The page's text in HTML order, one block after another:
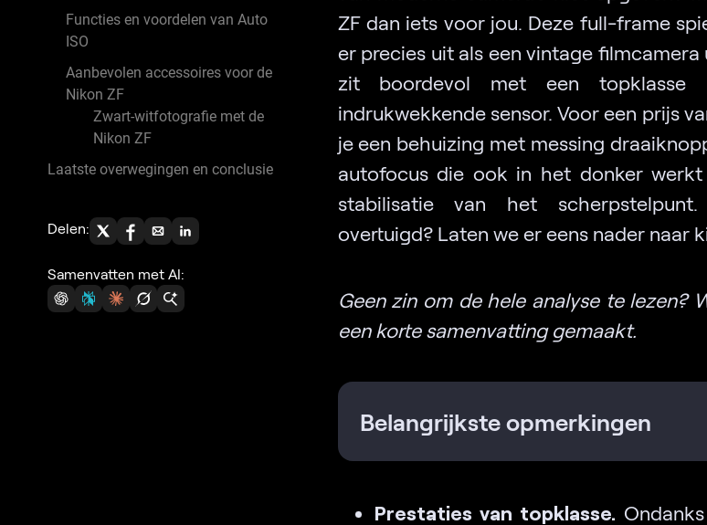
Functies en voordelen van Auto
ISO
Aanbevolen accessoires voor de
Nikon ZF
Zwart-witfotografie met de
Nikon ZF
Laatste overwegingen en conclusie
Delen:
Samenvatten met AI:
ZF dan iets voor jou. Deze full-frame
er precies uit als een vintage
zit boordevol met een topklasse
indrukwekkende sensor. Voor een prijs
je een behuizing met messing
autofocus die ook in het donker werkt
stabilisatie van het
overtuigd? Laten we er eens nader naar
Geen zin om de hele analyse te lezen?
een korte samenvatting gemaakt.
Belangrijkste opmerkingen
Prestaties van topklasse.